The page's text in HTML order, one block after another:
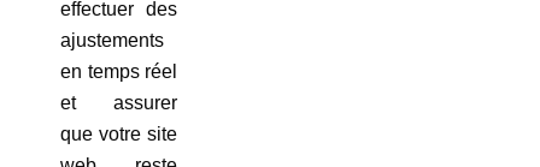
effectuer des
ajustements
en temps réel
et assurer
que votre site